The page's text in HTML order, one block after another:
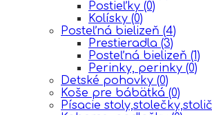
Postieľky (0)
Kolísky (0)
Posteľná bielizeň (4)
Prestieradla (3)
Posteľná bielizeň (1)
Perinky, perinky (0)
Detské pohovky (0)
Koše pre bábätká (0)
Písacie